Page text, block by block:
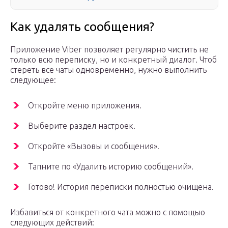
Как удалять сообщения?
Приложение Viber позволяет регулярно чистить не
только всю переписку, но и конкретный диалог. Чтоб
стереть все чаты одновременно, нужно выполнить
следующее:
Откройте меню приложения.
Выберите раздел настроек.
Откройте «Вызовы и сообщения».
Тапните по «Удалить историю сообщений».
Готово! История переписки полностью очищена.
Избавиться от конкретного чата можно с помощью
следующих действий: